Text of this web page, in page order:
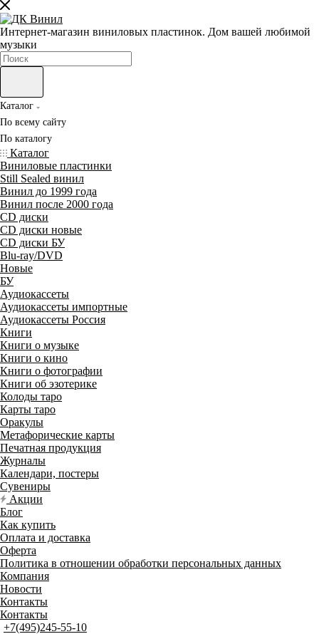
Интернет-магазин виниловых пластинок. Дом вашей любимой
музыки
Каталог
По всему сайту
По каталогу
Каталог
Виниловые пластинки
Still Sealed винил
Винил до 1999 года
Винил после 2000 года
CD диски
CD диски новые
CD диски БУ
Blu-ray/DVD
Новые
БУ
Аудиокассеты
Аудиокассеты импортные
Аудиокассеты Россия
Книги
Книги о музыке
Книги о кино
Книги о фотографии
Книги об эзотерике
Колоды таро
Карты таро
Оракулы
Метафорические карты
Печатная продукция
Журналы
Календари, постеры
Сувениры
Акции
Блог
Как купить
Оплата и доставка
Оферта
Политика в отношении обработки персональных данных
Компания
Новости
Контакты
Контакты
+7(495)245-55-10